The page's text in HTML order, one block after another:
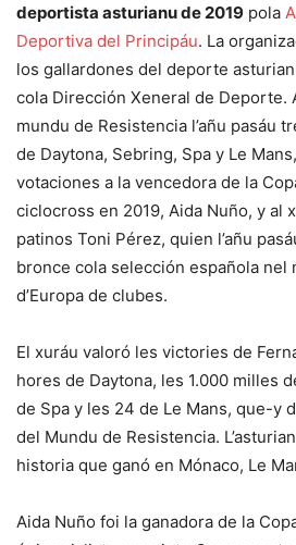
deportista asturianu de 2019 pola
Deportiva del Principáu. La
los gallardones del deporte
cola Dirección Xeneral de Deporte.
mundu de Resistencia l’añu pasáu
de Daytona, Sebring, Spa y Le
votaciones a la vencedora de la
ciclocross en 2019, Aida Nuño, y al
patinos Toni Pérez, quien l’añu
bronce cola selección española nel
d’Europa de clubes.
El xuráu valoró les victories de
hores de Daytona, les 1.000 milles
de Spa y les 24 de Le Mans, que-y
del Mundu de Resistencia.
historia que ganó en Mónaco, Le
Aida Nuño foi la ganadora de la